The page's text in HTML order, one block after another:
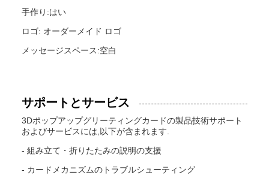
手作り:はい
ロゴ: オーダーメイド ロゴ
メッセージスペース:空白
サポートとサービス
3Dポップアップグリーティングカードの製品技術サポート
およびサービスには,以下が含まれます.
- 組み立て・折りたたみの説明の支援
- カードメカニズムのトラブルシューティング